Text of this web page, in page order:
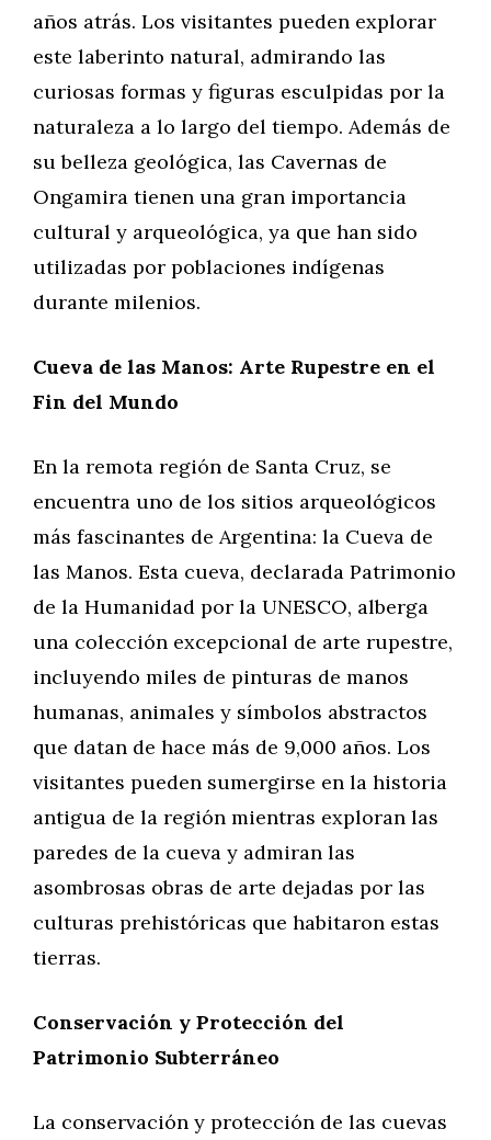
años atrás. Los visitantes pueden explorar
este laberinto natural, admirando las
curiosas formas y figuras esculpidas por la
naturaleza a lo largo del tiempo. Además de
su belleza geológica, las Cavernas de
Ongamira tienen una gran importancia
cultural y arqueológica, ya que han sido
utilizadas por poblaciones indígenas
durante milenios.
Cueva de las Manos: Arte Rupestre en el
Fin del Mundo
En la remota región de Santa Cruz, se
encuentra uno de los sitios arqueológicos
más fascinantes de Argentina: la Cueva de
las Manos. Esta cueva, declarada Patrimonio
de la Humanidad por la UNESCO, alberga
una colección excepcional de arte rupestre,
incluyendo miles de pinturas de manos
humanas, animales y símbolos abstractos
que datan de hace más de 9,000 años. Los
visitantes pueden sumergirse en la historia
antigua de la región mientras exploran las
paredes de la cueva y admiran las
asombrosas obras de arte dejadas por las
culturas prehistóricas que habitaron estas
tierras.
Conservación y Protección del
Patrimonio Subterráneo
La conservación y protección de las cuevas